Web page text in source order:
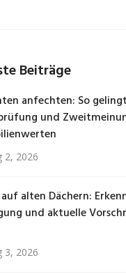
Beiträge
anfechten: So
und
2, 2026
alten Dächern:
und aktuelle
3, 2026